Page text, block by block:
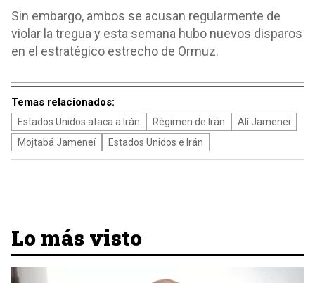
Sin embargo, ambos se acusan regularmente de
violar la tregua y esta semana hubo nuevos disparos
en el estratégico estrecho de Ormuz.
Temas relacionados:
Estados Unidos ataca a Irán Régimen de Irán
Alí Jamenei
Mojtabá Jameneí
Estados Unidos e Irán
Lo más visto